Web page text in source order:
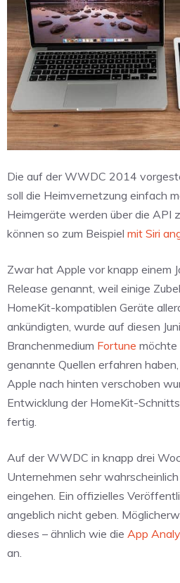
Die auf der WWDC 2014
soll die Heimvernetzung einfach
Heimgeräte werden über die API
können so zum Beispiel mit Siri
Zwar hat Apple vor knapp einem
Release genannt, weil einige
HomeKit-kompatiblen Geräte
ankündigten, wurde auf diesen
Branchenmedium Fortune möchte
genannte Quellen erfahren
Apple nach hinten verschoben
Entwicklung der HomeKit-
fertig.
Auf der WWDC in knapp drei
Unternehmen sehr
eingehen. Ein offizielles
angeblich nicht geben.
dieses – ähnlich wie die App
an.